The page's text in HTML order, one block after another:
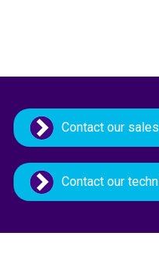
Contact our
Contact our